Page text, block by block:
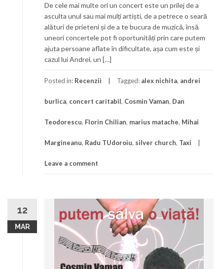
De cele mai multe ori un concert este un prilej de a
asculta unul sau mai mulți artiști, de a petrece o seară
alături de prieteni și de a te bucura de muzică, însă
uneori concertele pot fi oportunități prin care putem
ajuta persoane aflate în dificultate, așa cum este și
cazul lui Andrei, un […]
Posted in: Recenzii Tagged: alex nichita, andrei
burlica, concert caritabil, Cosmin Vaman, Dan
Teodorescu, Florin Chilian, marius matache, Mihai
Margineanu, Radu TUdoroiu, silver church, Taxi
Leave a comment
12
MAR